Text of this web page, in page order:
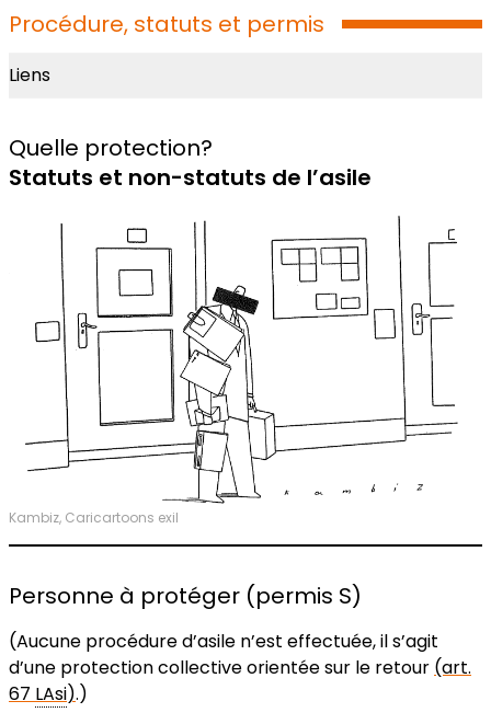
Procédure, statuts et permis
Liens
Quelle protection?
Statuts et non-statuts de l’asile
Kambiz, Caricartoons exil
Personne à protéger (permis S)
(Aucune procédure d’asile n’est effectuée, il s’agit
d’une protection collective orientée sur le retour (art.
67 LAsi).)